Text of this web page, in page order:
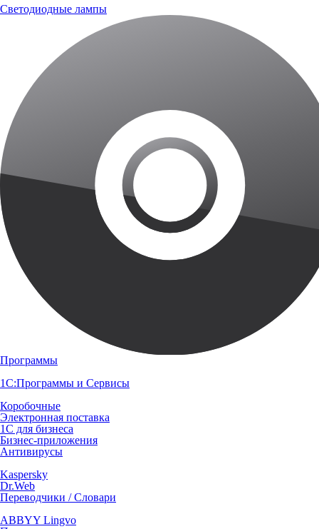
Светодиодные лампы
Программы
1С:Программы и Сервисы
Коробочные
Электронная поставка
1С для бизнеса
Бизнес-приложения
Антивирусы
Kaspersky
Dr.Web
Переводчики / Словари
ABBYY Lingvo